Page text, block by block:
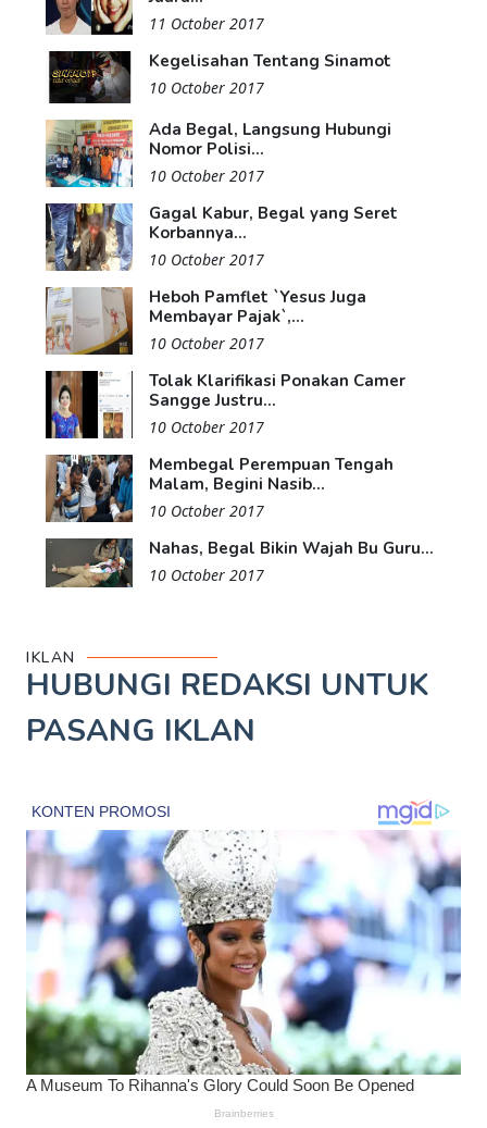
11 October 2017
Kegelisahan Tentang Sinamot
10 October 2017
Ada Begal, Langsung Hubungi
Nomor Polisi...
10 October 2017
Gagal Kabur, Begal yang Seret
Korbannya...
10 October 2017
Heboh Pamflet `Yesus Juga
Membayar Pajak`,...
10 October 2017
Tolak Klarifikasi Ponakan Camer
Sangge Justru...
10 October 2017
Membegal Perempuan Tengah
Malam, Begini Nasib...
10 October 2017
Nahas, Begal Bikin Wajah Bu Guru...
10 October 2017
IKLAN
HUBUNGI REDAKSI UNTUK
PASANG IKLAN